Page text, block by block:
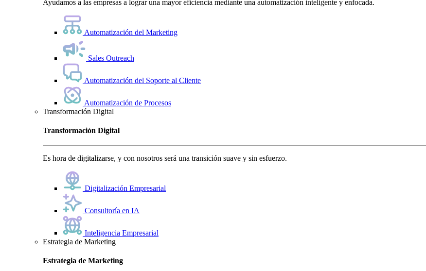
Ayudamos a las empresas a lograr una mayor eficiencia mediante una automatización inteligente y enfocada.
Automatización del Marketing
Sales Outreach
Automatización del Soporte al Cliente
Automatización de Procesos
Transformación Digital
Transformación Digital
Es hora de digitalizarse, y con nosotros será una transición suave y sin esfuerzo.
Digitalización Empresarial
Consultoría en IA
Inteligencia Empresarial
Estrategia de Marketing
Estrategia de Marketing